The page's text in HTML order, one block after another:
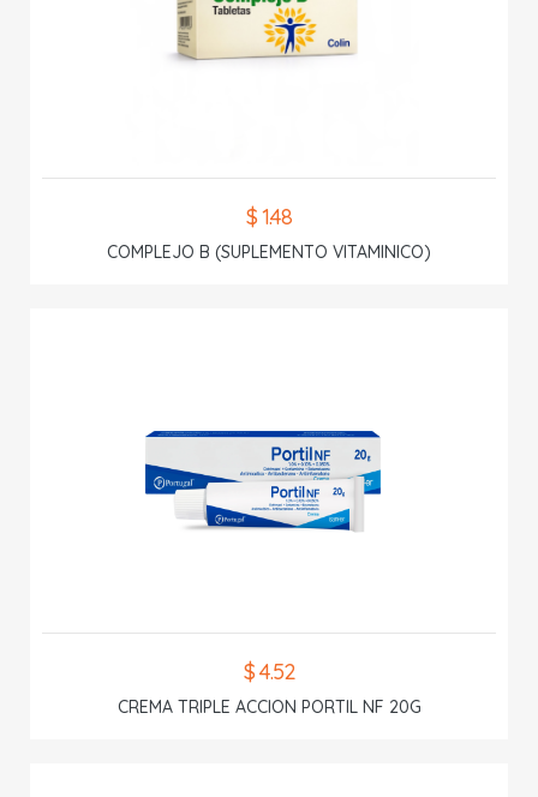
$ 1.48
COMPLEJO B (SUPLEMENTO VITAMINICO)
$ 4.52
CREMA TRIPLE ACCION PORTIL NF 20G